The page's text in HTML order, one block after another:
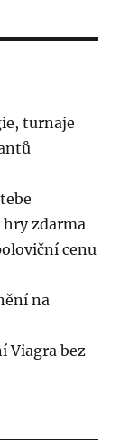
turnaje
zdarma
cenu
na
Viagra bez